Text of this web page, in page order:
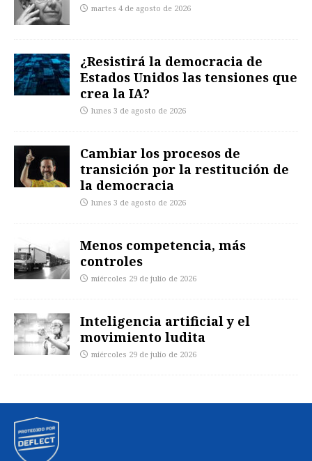
martes 4 de agosto de 2026
¿Resistirá la democracia de
Estados Unidos las tensiones que
crea la IA?
lunes 3 de agosto de 2026
Cambiar los procesos de
transición por la restitución de
la democracia
lunes 3 de agosto de 2026
Menos competencia, más
controles
miércoles 29 de julio de 2026
Inteligencia artificial y el
movimiento ludita
miércoles 29 de julio de 2026